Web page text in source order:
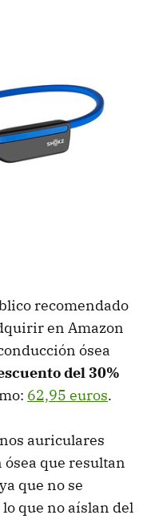
recomendado
en Amazon
ósea
del 30%
62,95 euros.
auriculares
que resultan
que no se
que no aíslan del